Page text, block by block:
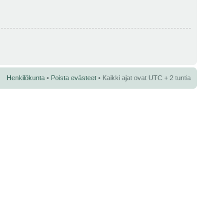
Henkilökunta • Poista evästeet • Kaikki ajat ovat UTC + 2 tuntia